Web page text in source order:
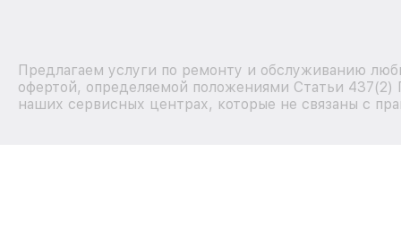
Предлагаем услуги по ремонту и обслуживанию
офертой, определяемой положениями Статьи 437(2)
наших сервисных центрах, которые не связаны с